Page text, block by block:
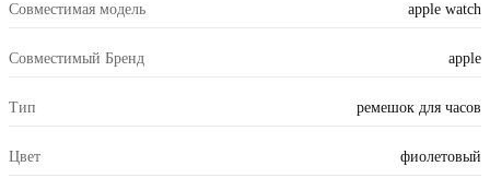
Совместимая модель apple watch
Совместимый Бренд apple
Тип ремешок для часов
Цвет фиолетовый